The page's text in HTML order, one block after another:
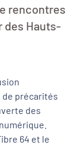
rencontres
des Hauts-
précarités
des
64 et le